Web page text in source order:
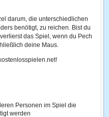
darum, die unterschiedlichen
benötigt, zu reichen. Bist du
das Spiel, wenn du Pech
deine Maus.
Personen im Spiel die
werden